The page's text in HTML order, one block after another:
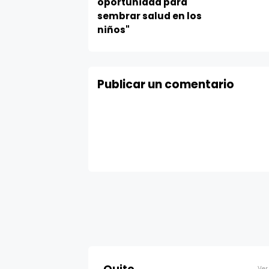
sembrar salud en los
niños"
Publicar un comentario